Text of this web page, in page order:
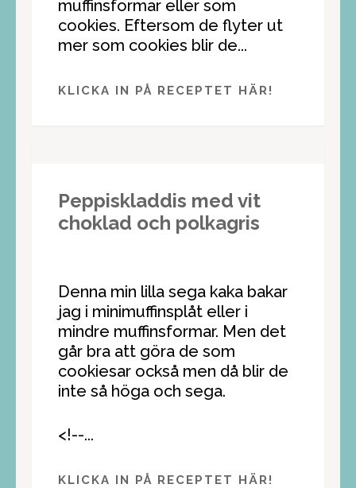
muffinsformar eller som
cookies. Eftersom de flyter ut
mer som cookies blir de...
KLICKA IN PÅ RECEPTET HÄR!
Peppiskladdis med vit
choklad och polkagris
Denna min lilla sega kaka bakar
jag i minimuffinsplåt eller i
mindre muffinsformar. Men det
går bra att göra de som
cookiesar också men då blir de
inte så höga och sega.
<!--...
KLICKA IN PÅ RECEPTET HÄR!